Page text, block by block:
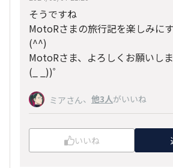
そうですね
MotoRさまの旅行記を楽しみに
(^^)
MotoRさま、よろしくお願いし
( _ _))゜
ミアさん、 他3人がいいね
いいね